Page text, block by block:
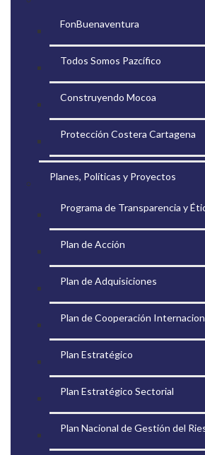
FonBuenaventura
Todos Somos Pazcífico
Construyendo Mocoa
Protección Costera Cartagena
Planes, Políticas y Proyectos
Programa de Transparencia y
Plan de Acción
Plan de Adquisiciones
Plan de Cooperación
Plan Estratégico
Plan Estratégico Sectorial
Plan Nacional de Gestión del